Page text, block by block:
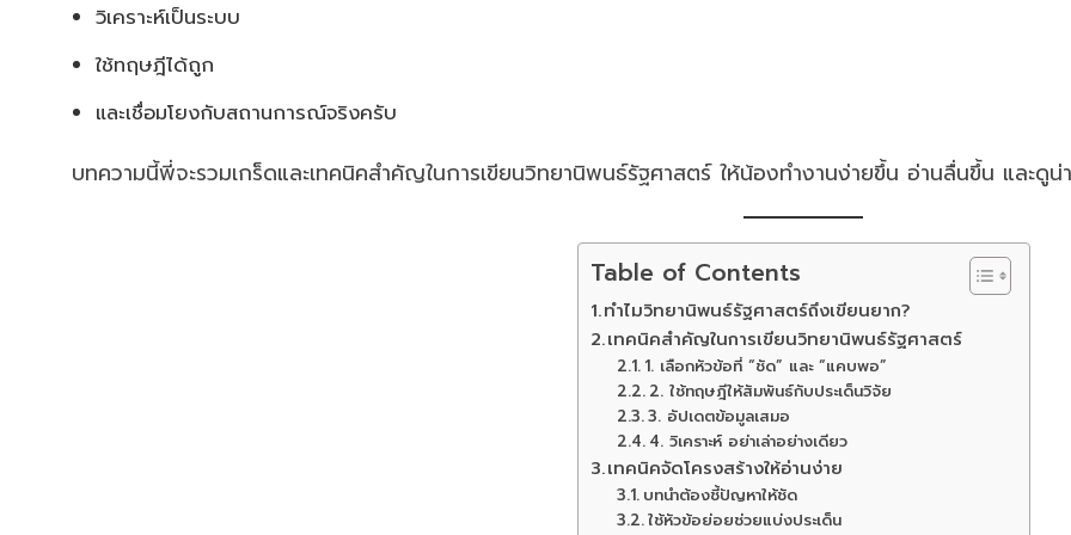
วิเคราะห์เป็นระบบ
ใช้ทฤษฎีได้ถูก
และเชื่อมโยงกับสถานการณ์จริงครับ
บทความนี้พี่จะรวมเกร็ดและเทคนิคสำคัญในการเขียนวิทยานิพนธ์รัฐศาสตร์ ให้น้องทำงานง่ายขึ้น อ่านลื่นขึ้น และดู
Table of Contents
ทำไมวิทยานิพนธ์รัฐศาสตร์ถึงเขียนยาก?
เทคนิคสำคัญในการเขียนวิทยานิพนธ์รัฐศาสตร์
1. เลือกหัวข้อที่ “ชัด” และ “แคบพอ”
2. ใช้ทฤษฎีให้สัมพันธ์กับประเด็นวิจัย
3. อัปเดตข้อมูลเสมอ
4. วิเคราะห์ อย่าเล่าอย่างเดียว
เทคนิคจัดโครงสร้างให้อ่านง่าย
บทนำต้องชี้ปัญหาให้ชัด
ใช้หัวข้อย่อยช่วยแบ่งประเด็น